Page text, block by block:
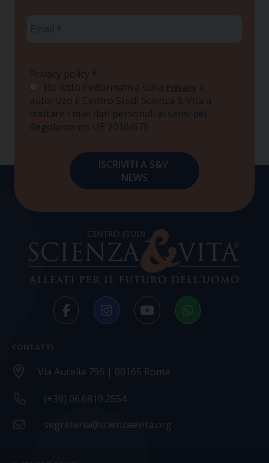
Privacy policy *
Ho letto l'informativa sulla Privacy e
autorizzo il Centro Studi Scienza & Vita a
trattare i miei dati personali ai sensi del
Regolamento UE 2016/679
CONTATTI
Via Aurelia 796 | 00165 Roma
(+39) 06.6819.2554
segreteria@scienzaevita.org